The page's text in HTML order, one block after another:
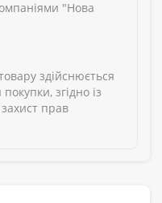
"Нова
здійснюється
згідно із
прав